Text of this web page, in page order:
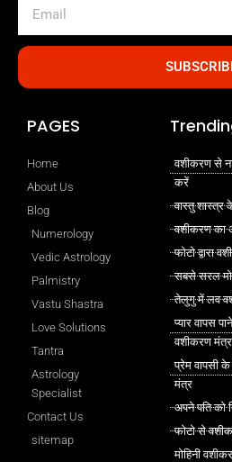
PAGES
Home
About Us
Blog
Numerology
Vedic Astrology
Palmistry
Vastu Shastra
Love Solutions
Tantra
Astrology
Specialist
Contact Us
sitemap
वशीकरण से
करें
वास्तु शास्त्र
वशीकरण का
फोटो द्वारा
सबसे सरल
तेलुगु में लव
प्यार वापस
वशीकरण मंत्र
प्रेम वापसी के
मंत्र
अपने पति को
फोटो से
मोहिनी